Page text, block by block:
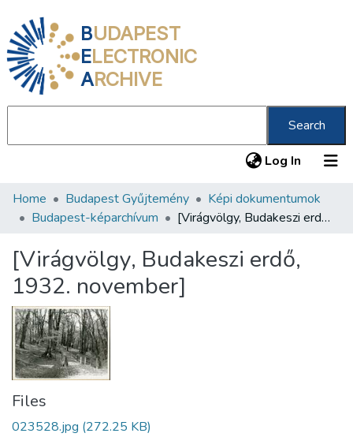
BUDAPEST
ELECTRONIC
ARCHIVE
Search
Log In (current)
Communities & Collections
Statistics
About us
Home Budapest Gyűjtemény
Képi dokumentumok
Budapest-képarchívum
[Virágvölgy, Budakeszi erdő, 1932. november]
[Virágvölgy, Budakeszi erdő,
1932. november]
Files
023528.jpg (272.25 KB)